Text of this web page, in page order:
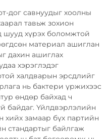
дог савнуудыг хоолны
тавьж зохион
шууд хүрэх боломжтой
материал ашиглан
дахин ашиглах
хэрэглэдэг
халдварын эрсдлийг
нь бактери үржихээс
өндөр байхад ч
байдаг. Үйлдвэрлэлийн
хийх замаар бүх партийн
стандартыг байлгаж